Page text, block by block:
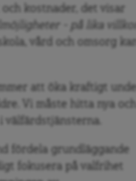
kostnader, det visar
– på lika villkor
vård och omsorg kan
att öka kraftigt under
Vi måste hitta nya och
välfärdstjänsterna.
fördela grundläggande
fokusera på valfrihet